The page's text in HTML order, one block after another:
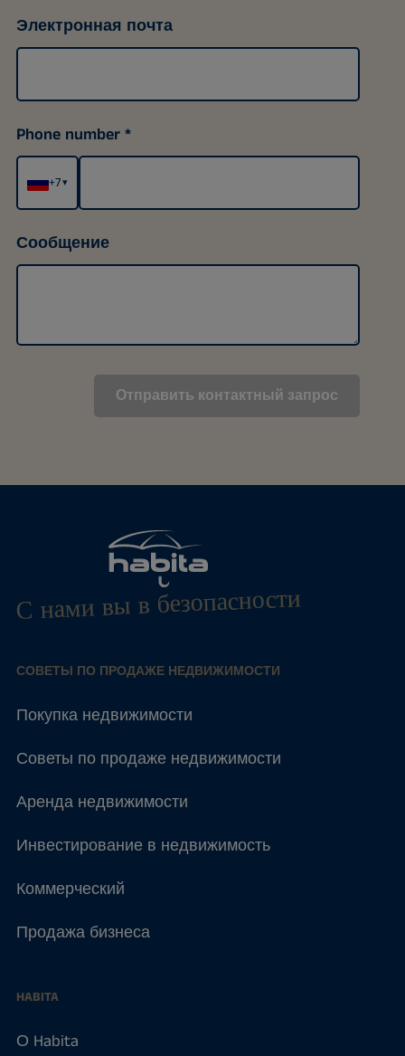
Электронная почта
Phone number
+7▾
Сообщение
С нами вы в безопасности
СОВЕТЫ ПО ПРОДАЖЕ НЕДВИЖИМОСТИ
Покупка недвижимости
Советы по продаже недвижимости
Аренда недвижимости
Инвестирование в недвижимость
Коммерческий
Продажа бизнеса
HABITA
О Habita